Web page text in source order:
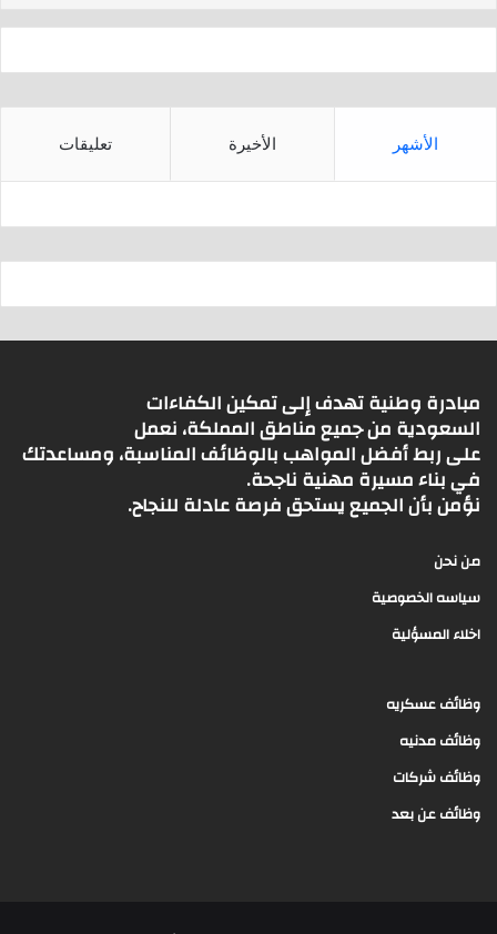
p
الأشهر الأخيرة تعليقات
مبادرة وطنية تهدف إلى تمكين الكفاءات
السعودية من جميع مناطق المملكة، نعمل
على ربط أفضل المواهب بالوظائف المناسبة، ومساعدتك
في بناء مسيرة مهنية ناجحة.
نؤمن بأن الجميع يستحق فرصة عادلة للنجاح.
من نحن
سياسه الخصوصية
اخلاء المسؤلية
وظائف عسكريه
وظائف مدنيه
وظائف شركات
وظائف عن بعد